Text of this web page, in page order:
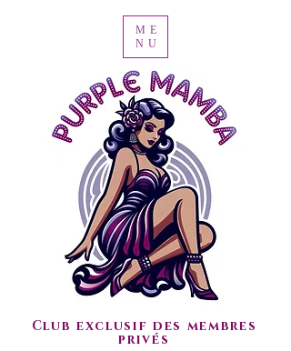
Club exclusif des membres
privés
ME
NU